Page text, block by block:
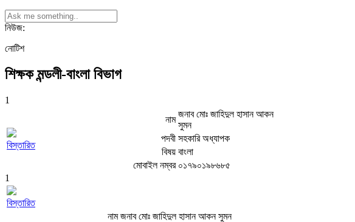
নিউজ:
নোটিশ
শিক্ষক মন্ডলী-বাংলা বিভাগ
1
বিস্তারিত
নাম
জনাব মোঃ জাহিদুল হাসান আকন
সুমন
পদবী সহকারি অধ্যাপক
বিষয় বাংলা
মোবাইল নম্বর ০১৭৯০১৯৮৬৮৫
1
বিস্তারিত
নাম জনাব মোঃ জাহিদুল হাসান আকন সুমন